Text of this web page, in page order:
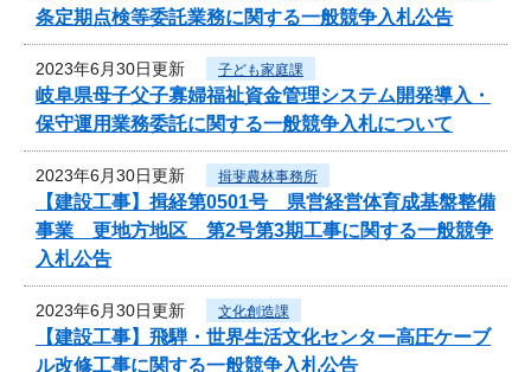
条定期点検等委託業務に関する一般競争入札公告
2023年6月30日更新 子ども家庭課
岐阜県母子父子寡婦福祉資金管理システム開発導入・
保守運用業務委託に関する一般競争入札について
2023年6月30日更新 揖斐農林事務所
【建設工事】揖経第0501号 県営経営体育成基盤整備
事業 更地方地区 第2号第3期工事に関する一般競争
入札公告
2023年6月30日更新 文化創造課
【建設工事】飛騨・世界生活文化センター高圧ケーブ
ル改修工事に関する一般競争入札公告